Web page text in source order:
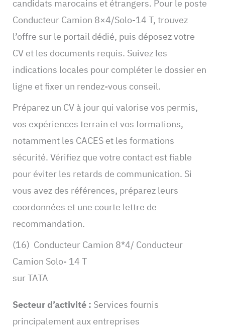
candidats marocains et étrangers. Pour le poste
Conducteur Camion 8×4/Solo-14 T, trouvez
l’offre sur le portail dédié, puis déposez votre
CV et les documents requis. Suivez les
indications locales pour compléter le dossier en
ligne et fixer un rendez-vous conseil.
Préparez un CV à jour qui valorise vos permis,
vos expériences terrain et vos formations,
notamment les CACES et les formations
sécurité. Vérifiez que votre contact est fiable
pour éviter les retards de communication. Si
vous avez des références, préparez leurs
coordonnées et une courte lettre de
recommandation.
(16) Conducteur Camion 8*4/ Conducteur
Camion Solo- 14 T
sur TATA
Secteur d’activité : Services fournis
principalement aux entreprises